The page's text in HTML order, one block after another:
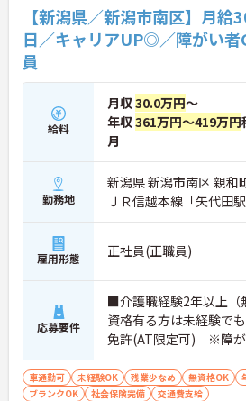
【新潟県／新潟市南区】月
日／キャリアUP◎／障がい者
員
給料
月収30.0万円～
年収361万円～419万円
月
勤務地
新潟県 新潟市南区 親和
ＪＲ信越本線「矢代田
雇用形態 正社員(正職員)
応募要件
■介護職経験2年以上
資格有る方は未経験
免許(AT限定可) ※障が
不問です。※実務経験2
者福祉に関する経験を
車通勤可 未経験OK 残業少なめ 無資格OK
ブランクOK
社会保険完備 交通費支給